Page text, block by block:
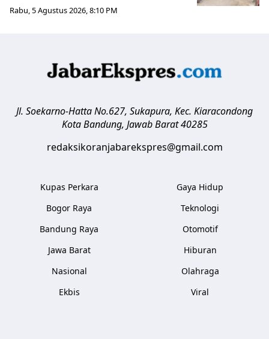
Rabu, 5 Agustus 2026, 8:10 PM
Jl. Soekarno-Hatta No.627, Sukapura, Kec. Kiaracondong
Kota Bandung, Jawab Barat 40285
redaksikoranjabarekspres@gmail.com
Kupas Perkara
Bogor Raya
Bandung Raya
Jawa Barat
Nasional
Ekbis
Gaya Hidup
Teknologi
Otomotif
Hiburan
Olahraga
Viral